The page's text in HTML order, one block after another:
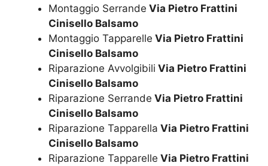
Montaggio Serrande Via Pietro Frattini
Cinisello Balsamo
Montaggio Tapparelle Via Pietro Frattini
Cinisello Balsamo
Riparazione Avvolgibili Via Pietro Frattini
Cinisello Balsamo
Riparazione Serrande Via Pietro Frattini
Cinisello Balsamo
Riparazione Tapparella Via Pietro Frattini
Cinisello Balsamo
Riparazione Tapparelle Via Pietro Frattini